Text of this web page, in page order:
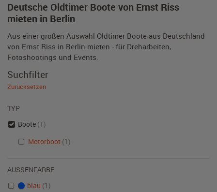
Deutsche Oldtimer Boote von Ernst Riss
mieten in Berlin
Aus einer großen Auswahl Oldtimer Boote aus Deutschland
von Ernst Riss in Berlin mieten - für Dreharbeiten,
Fotoshootings und Events.
Suchfilter
Zurücksetzen
TYP
Boote (1)
Motorboot (1)
AUSSENFARBE
blau (1)